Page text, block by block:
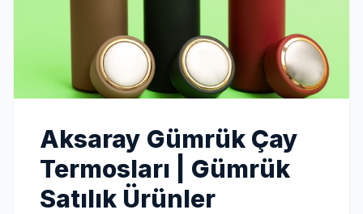
Aksaray Gümrük Çay
Termosları | Gümrük
Satılık Ürünler